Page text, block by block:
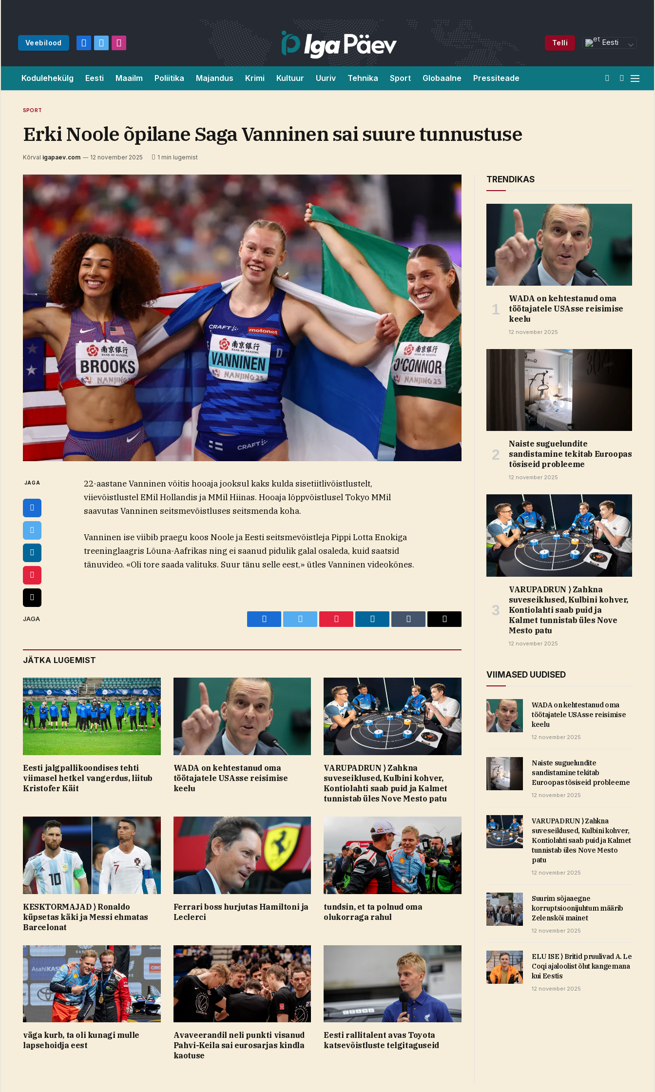
Veebilood
Facebook
X
Instagram
Telli Eesti
Kodulehekülg Eesti Maailm Poliitika Majandus Krimi Kultuur Uuriv Tehnika Sport Globaalne Pressiteade
SPORT
Erki Noole õpilane Saga Vanninen sai suure tunnustuse
Kõrval igapaev.com 12 november 2025 1 min lugemist
JAGA
22-aastane Vanninen võitis hooaja jooksul kaks kulda sisetiitlivõistlustelt,
viievõistlustel EMil Hollandis ja MMil Hiinas. Hooaja lõppvõistlusel Tokyo MMil
saavutas Vanninen seitsmevõistluses seitsmenda koha.
Vanninen ise viibib praegu koos Noole ja Eesti seitsmevõistleja Pippi Lotta Enokiga
treeninglaagris Lõuna-Aafrikas ning ei saanud pidulik galal osaleda, kuid saatsid
tänuvideo. «Oli tore saada valituks. Suur tänu selle eest,» ütles Vanninen videokõnes.
JAGA
Facebook Twitter Pinterest LinkedIn Tumblr Email
JÄTKA LUGEMIST
Eesti jalgpallikoondises tehti
viimasel hetkel vangerdus, liitub
Kristofer Käit
WADA on kehtestanud oma
töötajatele USAsse reisimise
keelu
VARUPADRUN ⟩ Zahkna
suveseiklused, Kulbini kohver,
Kontiolahti saab puid ja Kalmet
tunnistab üles Nove Mesto patu
KESKTORMAJAD ⟩ Ronaldo
küpsetas käki ja Messi ehmatas
Barcelonat
Ferrari boss hurjutas Hamiltoni ja
Leclerci
tundsin, et ta polnud oma
olukorraga rahul
väga kurb, ta oli kunagi mulle
lapsehoidja eest
Avaveerandil neli punkti visanud
Pahvi-Keila sai eurosarjas kindla
kaotuse
Eesti rallitalent avas Toyota
katsevõistluste telgitaguseid
TRENDIKAS
WADA on kehtestanud oma
töötajatele USAsse reisimise
keelu
12 november 2025
Naiste suguelundite
sandistamine tekitab Euroopas
tõsiseid probleeme
12 november 2025
VARUPADRUN ⟩ Zahkna
suveseiklused, Kulbini kohver,
Kontiolahti saab puid ja
Kalmet tunnistab üles Nove
Mesto patu
12 november 2025
VIIMASED UUDISED
WADA on kehtestanud oma
töötajatele USAsse reisimise
keelu
12 november 2025
Naiste suguelundite
sandistamine tekitab
Euroopas tõsiseid probleeme
12 november 2025
VARUPADRUN ⟩ Zahkna
suveseiklused, Kulbini kohver,
Kontiolahti saab puid ja Kalmet
tunnistab üles Nove Mesto
patu
12 november 2025
Suurim sõjaaegne
korruptsioonijuhtum määrib
Zelenskõi mainet
12 november 2025
ELU ISE ⟩ Britid pruulivad A. Le
Coqi ajaloolist õlut kangemana
kui Eestis
12 november 2025